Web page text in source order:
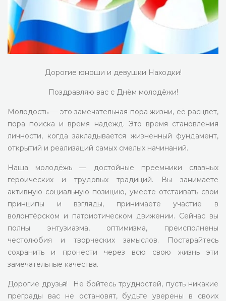
Дорогие юноши и девушки Находки!
Поздравляю вас с Днём молодёжи!
Молодость — это замечательная пора жизни, её расцвет,
пора поиска и время надежд. Это время становления
личности, когда закладывается жизненный фундамент,
открытий и реализаций самых смелых начинаний.
Наша молодёжь — достойные преемники славных
героических и трудовых традиций. Вы занимаете
активную социальную позицию, умеете отстаивать свои
принципы и взгляды, принимаете участие в
волонтёрском и патриотическом движении. Сейчас вы
полны энтузиазма, оптимизма, преисполнены
честолюбия и творческих замыслов. Постарайтесь
сохранить и пронести через всю свою жизнь эти
замечательные качества.
Дорогие друзья! Не бойтесь трудностей, пусть никакие
преграды вас не остановят, будьте уверены в своих